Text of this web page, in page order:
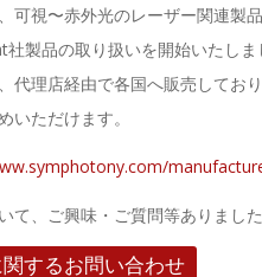
可視〜赤外光のレーザー関連製
製品の取り扱いを開始いたしま
代理店経由で各国へ販売してお
いただけます。
て、ご興味・ご質問等ありまし
するお問い合わせ